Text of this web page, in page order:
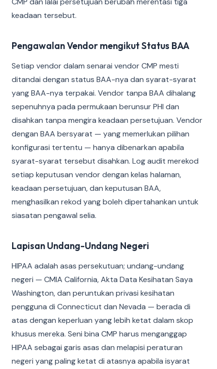
keadaan tersebut.
Pengawalan Vendor mengikut Status BAA
Setiap vendor dalam senarai vendor CMP mesti
ditandai dengan status BAA-nya dan syarat-syarat
yang BAA-nya terpakai. Vendor tanpa BAA dihalang
sepenuhnya pada permukaan berunsur PHI dan
disahkan tanpa mengira keadaan persetujuan. Vendor
dengan BAA bersyarat — yang memerlukan pilihan
konfigurasi tertentu — hanya dibenarkan apabila
syarat-syarat tersebut disahkan. Log audit merekod
setiap keputusan vendor dengan kelas halaman,
keadaan persetujuan, dan keputusan BAA,
menghasilkan rekod yang boleh dipertahankan untuk
siasatan pengawal selia.
Lapisan Undang-Undang Negeri
HIPAA adalah asas persekutuan; undang-undang
negeri — CMIA California, Akta Data Kesihatan Saya
Washington, dan peruntukan privasi kesihatan
pengguna di Connecticut dan Nevada — berada di
atas dengan keperluan yang lebih ketat dalam skop
khusus mereka. Seni bina CMP harus menganggap
HIPAA sebagai garis asas dan melapisi peraturan
negeri yang paling ketat di atasnya apabila isyarat